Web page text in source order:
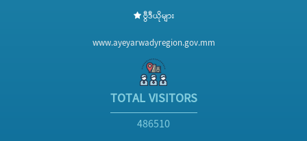
ဗွီဒီယိုများ
www.ayeyarwadyregion.gov.mm
TOTAL VISITORS
486510